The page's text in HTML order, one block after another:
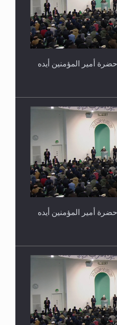
أمير المؤمنين أيده
أمير المؤمنين أيده